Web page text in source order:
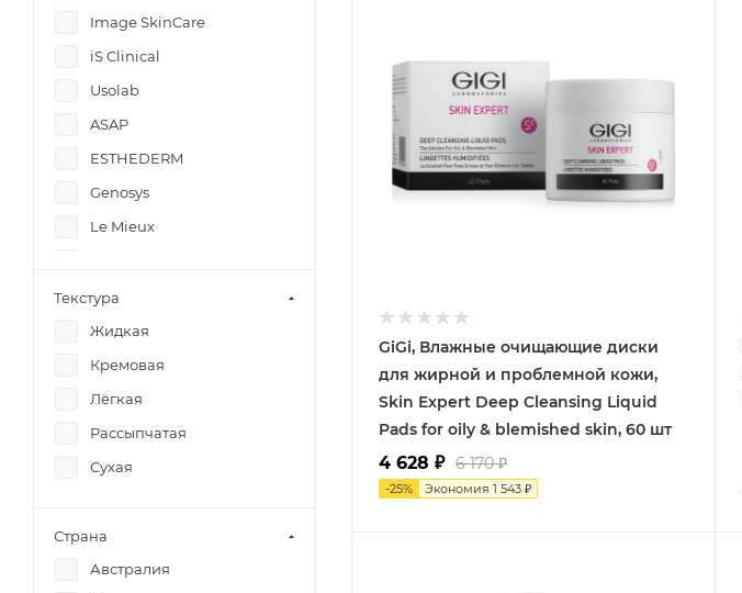
GiGi, Влажные очищающие диски
для жирной и проблемной кожи,
Skin Expert Deep Cleansing Liquid
Pads for oily & blemished skin, 60 шт
4 628 ₽ 6 170₽
-25% Экономия 1 543 ₽
Расширенные поры
Сосудистые звездочки
Старение
Стойкий макияж
Сухость
Угри
Усталость
Чувствительность
Шелушение
Image SkinCare
iS Clinical
Usolab
ASAP
ESTHEDERM
Genosys
Le Mieux
Reviderm
Ultraceuticals
ZO Skin Health OBAGI
ZQ-II
Текстура
Жидкая
Кремовая
Лёгкая
Рассыпчатая
Сухая
Страна
Австралия